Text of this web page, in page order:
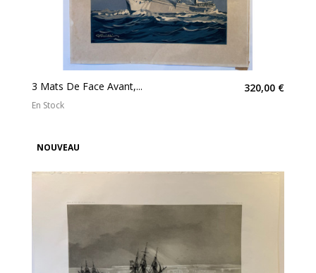
3 Mats De Face Avant,... 320,00 €
En Stock
NOUVEAU